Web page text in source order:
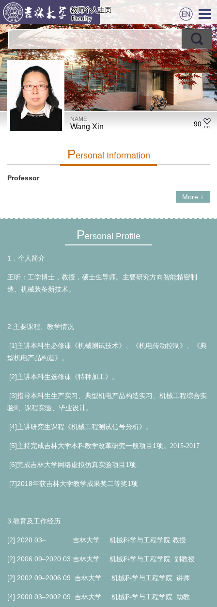
NAME
Wang Xin 90
PErsonal Information
Professor
More +
Personal Profile
1 ．个人简介
王昕：工学博士，教授，硕士生导师。主要研究方向智能精密制
造、机械装备新技术。
2. 主要课程、教学情况
[1]主讲本科生必修课《机械测试技术》、《机电传动控制》、《典
型机电产品构造》。
[2]主讲本科生选修课《特种加工》。
[3]指导本科生生产实习、典型机电产品构造实习、机械工程综合实
验II 、课程实验、毕业设计。
[4]主讲研究生课程《机械工程测试信号分析》。
[5]主持完成吉林大学本科教学改革研究一般项目 1 项。2015-2017
[6]完成吉林大学网络虚拟仿真实验项目 1 项
[7]2018年获吉林大学教学成果奖二等奖1 项
3. 教育及工作经历
[2] 2020.03– 吉林大学 机械科学与工程学院 教授
[2] 2006.09–2020.03 吉林大学 机械科学与工程学院 副教授
[2] 2002.09–2006.09 吉林大学 机械科学与工程学院 讲师
[4] 2000.03–2002.09 吉林大学 机械科学与工程学院 助教